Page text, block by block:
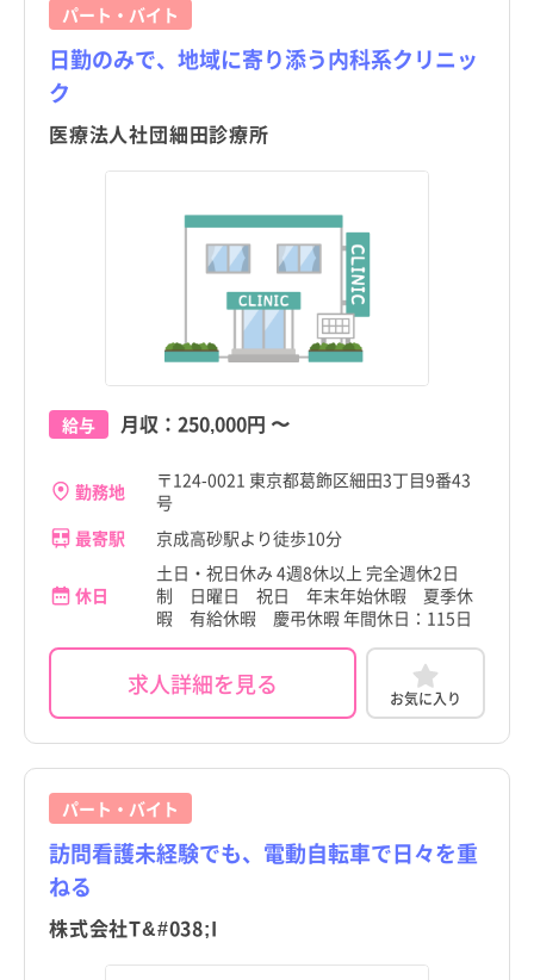
パート・バイト
日勤のみで、地域に寄り添う内科系クリニッ
ク
医療法人社団細田診療所
給与 月収： 250,000円 〜
勤務地
〒124-0021 東京都葛飾区細田3丁目9番43
号
最寄駅
京成高砂駅より徒歩10分
休日
土日・祝日休み 4週8休以上 完全週休2日
制 日曜日 祝日 年末年始休暇 夏季休
暇 有給休暇 慶弔休暇 年間休日：115日
求人詳細を見る お気に入り
パート・バイト
訪問看護未経験でも、電動自転車で日々を重
ねる
株式会社T&#038;I